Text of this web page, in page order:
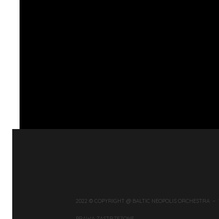
2022 © COPYRIGHT @ BALTIC NEOPOLIS ORCHESTRA –